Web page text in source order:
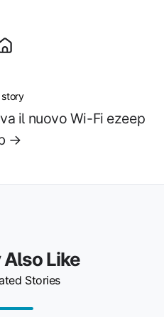
il nuovo Wi-Fi ezeep
→
Also Like
Stories